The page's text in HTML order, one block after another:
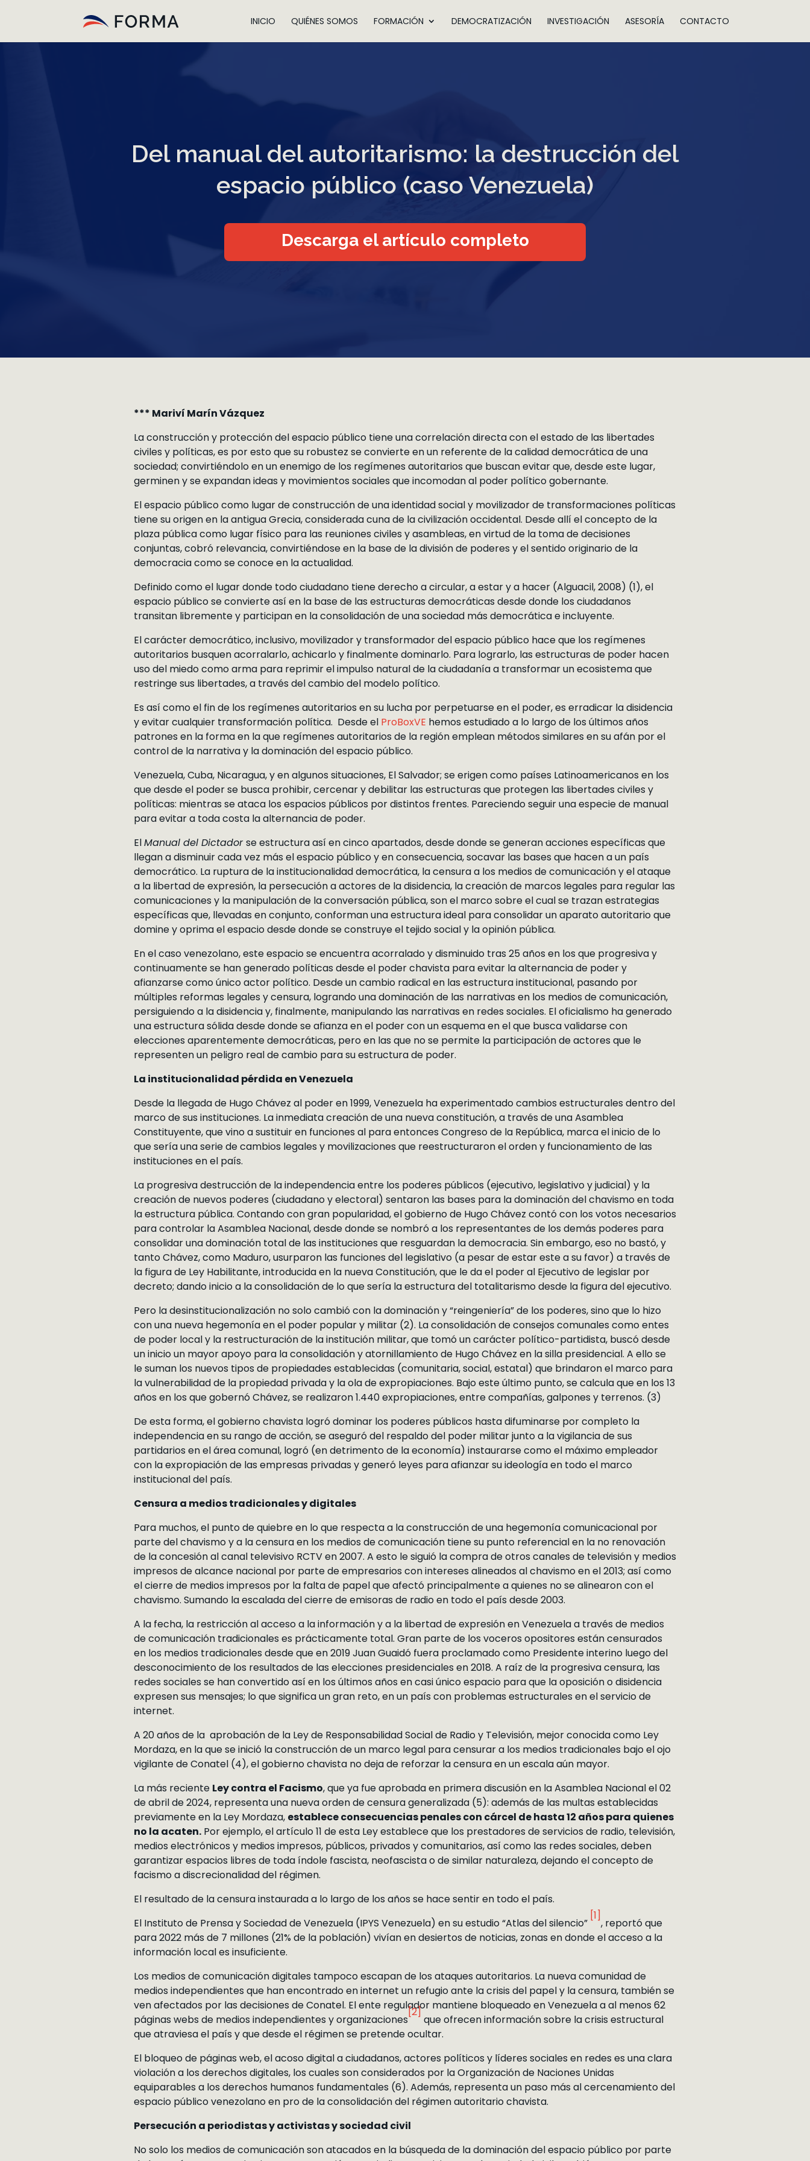
INICIO QUIÉNES SOMOS FORMACIÓN DEMOCRATIZACIÓN INVESTIGACIÓN ASESORÍA CONTACTO
Del manual del autoritarismo: la destrucción del
espacio público (caso Venezuela)
Descarga el artículo completo
*** Mariví Marín Vázquez
La construcción y protección del espacio público tiene una correlación directa con el estado de las libertades
civiles y políticas, es por esto que su robustez se convierte en un referente de la calidad democrática de una
sociedad; convirtiéndolo en un enemigo de los regímenes autoritarios que buscan evitar que, desde este lugar,
germinen y se expandan ideas y movimientos sociales que incomodan al poder político gobernante.
El espacio público como lugar de construcción de una identidad social y movilizador de transformaciones políticas
tiene su origen en la antigua Grecia, considerada cuna de la civilización occidental. Desde allí el concepto de la
plaza pública como lugar físico para las reuniones civiles y asambleas, en virtud de la toma de decisiones
conjuntas, cobró relevancia, convirtiéndose en la base de la división de poderes y el sentido originario de la
democracia como se conoce en la actualidad.
Definido como el lugar donde todo ciudadano tiene derecho a circular, a estar y a hacer (Alguacil, 2008) (1), el
espacio público se convierte así en la base de las estructuras democráticas desde donde los ciudadanos
transitan libremente y participan en la consolidación de una sociedad más democrática e incluyente.
El carácter democrático, inclusivo, movilizador y transformador del espacio público hace que los regímenes
autoritarios busquen acorralarlo, achicarlo y finalmente dominarlo. Para lograrlo, las estructuras de poder hacen
uso del miedo como arma para reprimir el impulso natural de la ciudadanía a transformar un ecosistema que
restringe sus libertades, a través del cambio del modelo político.
Es así como el fin de los regímenes autoritarios en su lucha por perpetuarse en el poder, es erradicar la disidencia
y evitar cualquier transformación política. Desde el ProBoxVE hemos estudiado a lo largo de los últimos años
patrones en la forma en la que regímenes autoritarios de la región emplean métodos similares en su afán por el
control de la narrativa y la dominación del espacio público.
Venezuela, Cuba, Nicaragua, y en algunos situaciones, El Salvador; se erigen como países Latinoamericanos en los
que desde el poder se busca prohibir, cercenar y debilitar las estructuras que protegen las libertades civiles y
políticas: mientras se ataca los espacios públicos por distintos frentes. Pareciendo seguir una especie de manual
para evitar a toda costa la alternancia de poder.
ElManual del Dictadorse estructura así en cinco apartados, desde donde se generan acciones específicas que
llegan a disminuir cada vez más el espacio público y en consecuencia, socavar las bases que hacen a un país
democrático. La ruptura de la institucionalidad democrática, la censura a los medios de comunicación y el ataque
a la libertad de expresión, la persecución a actores de la disidencia, la creación de marcos legales para regular las
comunicaciones y la manipulación de la conversación pública, son el marco sobre el cual se trazan estrategias
específicas que, llevadas en conjunto, conforman una estructura ideal para consolidar un aparato autoritario que
domine y oprima el espacio desde donde se construye el tejido social y la opinión pública.
En el caso venezolano, este espacio se encuentra acorralado y disminuido tras 25 años en los que progresiva y
continuamente se han generado políticas desde el poder chavista para evitar la alternancia de poder y
afianzarse como único actor político. Desde un cambio radical en las estructura institucional, pasando por
múltiples reformas legales y censura, logrando una dominación de las narrativas en los medios de comunicación,
persiguiendo a la disidencia y, finalmente, manipulando las narrativas en redes sociales. El oficialismo ha generado
una estructura sólida desde donde se afianza en el poder con un esquema en el que busca validarse con
elecciones aparentemente democráticas, pero en las que no se permite la participación de actores que le
representen un peligro real de cambio para su estructura de poder.
La institucionalidad pérdida en Venezuela
Desde la llegada de Hugo Chávez al poder en 1999, Venezuela ha experimentado cambios estructurales dentro del
marco de sus instituciones. La inmediata creación de una nueva constitución, a través de una Asamblea
Constituyente, que vino a sustituir en funciones al para entonces Congreso de la República, marca el inicio de lo
que sería una serie de cambios legales y movilizaciones que reestructuraron el orden y funcionamiento de las
instituciones en el país.
La progresiva destrucción de la independencia entre los poderes públicos (ejecutivo, legislativo y judicial) y la
creación de nuevos poderes (ciudadano y electoral) sentaron las bases para la dominación del chavismo en toda
la estructura pública. Contando con gran popularidad, el gobierno de Hugo Chávez contó con los votos necesarios
para controlar la Asamblea Nacional, desde donde se nombró a los representantes de los demás poderes para
consolidar una dominación total de las instituciones que resguardan la democracia. Sin embargo, eso no bastó, y
tanto Chávez, como Maduro, usurparon las funciones del legislativo (a pesar de estar este a su favor) a través de
la figura de Ley Habilitante, introducida en la nueva Constitución, que le da el poder al Ejecutivo de legislar por
decreto; dando inicio a la consolidación de lo que sería la estructura del totalitarismo desde la figura del ejecutivo.
Pero la desinstitucionalización no solo cambió con la dominación y “reingeniería” de los poderes, sino que lo hizo
con una nueva hegemonía en el poder popular y militar (2). La consolidación de consejos comunales como entes
de poder local y la restructuración de la institución militar, que tomó un carácter político-partidista, buscó desde
un inicio un mayor apoyo para la consolidación y atornillamiento de Hugo Chávez en la silla presidencial. A ello se
le suman los nuevos tipos de propiedades establecidas (comunitaria, social, estatal) que brindaron el marco para
la vulnerabilidad de la propiedad privada y la ola de expropiaciones. Bajo este último punto, se calcula que en los 13
años en los que gobernó Chávez, se realizaron 1.440 expropiaciones, entre compañías, galpones y terrenos. (3)
De esta forma, el gobierno chavista logró dominar los poderes públicos hasta difuminarse por completo la
independencia en su rango de acción, se aseguró del respaldo del poder militar junto a la vigilancia de sus
partidarios en el área comunal, logró (en detrimento de la economía) instaurarse como el máximo empleador
con la expropiación de las empresas privadas y generó leyes para afianzar su ideología en todo el marco
institucional del país.
Censura a medios tradicionales y digitales
Para muchos, el punto de quiebre en lo que respecta a la construcción de una hegemonía comunicacional por
parte del chavismo y a la censura en los medios de comunicación tiene su punto referencial en la no renovación
de la concesión al canal televisivo RCTV en 2007. A esto le siguió la compra de otros canales de televisión y medios
impresos de alcance nacional por parte de empresarios con intereses alineados al chavismo en el 2013; así como
el cierre de medios impresos por la falta de papel que afectó principalmente a quienes no se alinearon con el
chavismo. Sumando la escalada del cierre de emisoras de radio en todo el país desde 2003.
A la fecha, la restricción al acceso a la información y a la libertad de expresión en Venezuela a través de medios
de comunicación tradicionales es prácticamente total. Gran parte de los voceros opositores están censurados
en los medios tradicionales desde que en 2019 Juan Guaidó fuera proclamado como Presidente interino luego del
desconocimiento de los resultados de las elecciones presidenciales en 2018. A raíz de la progresiva censura, las
redes sociales se han convertido así en los últimos años en casi único espacio para que la oposición o disidencia
expresen sus mensajes; lo que significa un gran reto, en un país con problemas estructurales en el servicio de
internet.
A 20 años de la aprobación de la Ley de Responsabilidad Social de Radio y Televisión, mejor conocida como Ley
Mordaza, en la que se inició la construcción de un marco legal para censurar a los medios tradicionales bajo el ojo
vigilante de Conatel (4), el gobierno chavista no deja de reforzar la censura en un escala aún mayor.
La más reciente Ley contra el Facismo, que ya fue aprobada en primera discusión en la Asamblea Nacional el 02
de abril de 2024, representa una nueva orden de censura generalizada (5): además de las multas establecidas
previamente en la Ley Mordaza, establece consecuencias penales con cárcel de hasta 12 años para quienes
no la acaten. Por ejemplo, el artículo 11 de esta Ley establece que los prestadores de servicios de radio, televisión,
medios electrónicos y medios impresos, públicos, privados y comunitarios, así como las redes sociales, deben
garantizar espacios libres de toda índole fascista, neofascista o de similar naturaleza, dejando el concepto de
facismo a discrecionalidad del régimen.
El resultado de la censura instaurada a lo largo de los años se hace sentir en todo el país.
El Instituto de Prensa y Sociedad de Venezuela (IPYS Venezuela) en su estudio “Atlas del silencio”
[1]
, reportó que
para 2022 más de 7 millones (21% de la población) vivían en desiertos de noticias, zonas en donde el acceso a la
información local es insuficiente.
Los medios de comunicación digitales tampoco escapan de los ataques autoritarios. La nueva comunidad de
medios independientes que han encontrado en internet un refugio ante la crisis del papel y la censura, también se
ven afectados por las decisiones de Conatel. El ente regulador mantiene bloqueado en Venezuela a al menos 62
páginas webs de medios independientes y organizaciones
[2]
que ofrecen información sobre la crisis estructural
que atraviesa el país y que desde el régimen se pretende ocultar.
El bloqueo de páginas web, el acoso digital a ciudadanos, actores políticos y líderes sociales en redes es una clara
violación a los derechos digitales, los cuales son considerados por la Organización de Naciones Unidas
equiparables a los derechos humanos fundamentales (6). Además, representa un paso más al cercenamiento del
espacio público venezolano en pro de la consolidación del régimen autoritario chavista.
Persecución a periodistas y activistas y sociedad civil
No solo los medios de comunicación son atacados en la búsqueda de la dominación del espacio público por parte